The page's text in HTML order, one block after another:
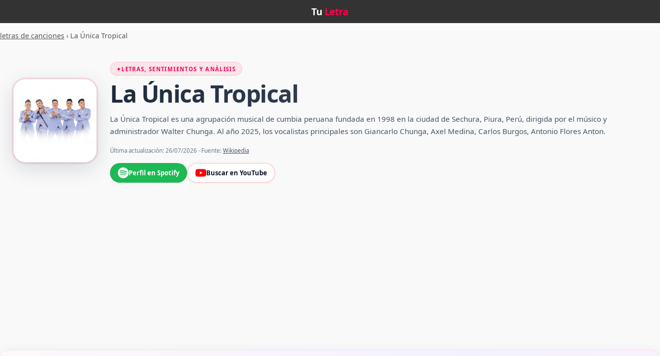
Tu Letra
letras de canciones › La Única Tropical
✦LETRAS, SENTIMIENTOS Y ANÁLISIS
La Única Tropical
La Única Tropical es una agrupación musical de cumbia peruana fundada en 1998 en la ciudad de Sechura, Piura, Perú, dirigida por el músico y
administrador Walter Chunga.​ Al año 2025, los vocalistas principales son Giancarlo Chunga, Axel Medina, Carlos Burgos, Antonio Flores Anton.
Última actualización: 26/07/2026 · Fuente: Wikipedia
Perfil en Spotify Buscar en YouTube